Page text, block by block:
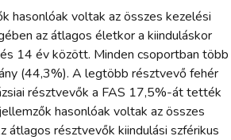
hasonlóak voltak az összes kezelési
az átlagos életkor a kiinduláskor
14 év között. Minden csoportban több
(44,3%). A legtöbb résztvevő fehér
résztvevők a FAS 17,5%-át tették
hasonlóak voltak az összes
átlagos résztvevők kiindulási szférikus